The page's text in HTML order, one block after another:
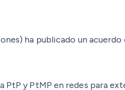
ha publicado un
PtP y PtMP en redes para